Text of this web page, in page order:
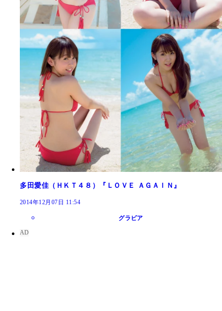
多田愛佳（ＨＫＴ４８）『ＬＯＶＥ ＡＧＡＩＮ』
2014年12月07日 11:54
グラビア